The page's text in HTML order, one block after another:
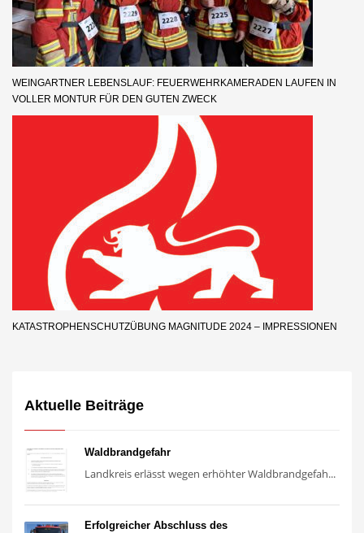
WEINGARTNER LEBENSLAUF: FEUERWEHRKAMERADEN LAUFEN IN
VOLLER MONTUR FÜR DEN GUTEN ZWECK
KATASTROPHENSCHUTZÜBUNG MAGNITUDE 2024 – IMPRESSIONEN
Aktuelle Beiträge
Waldbrandgefahr
Landkreis erlässt wegen erhöhter Waldbrandgefah...
Erfolgreicher Abschluss des